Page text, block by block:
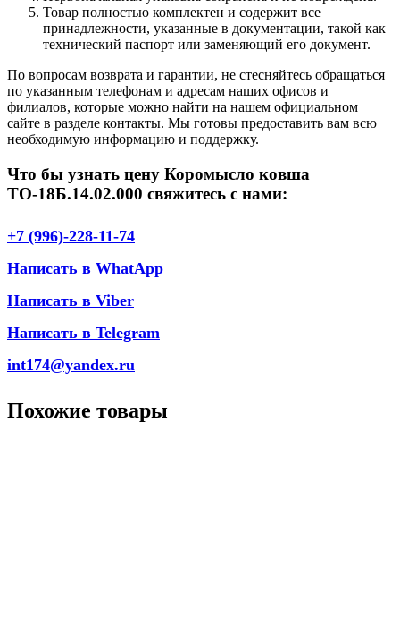
Товар полностью комплектен и содержит все
принадлежности, указанные в документации, такой как
технический паспорт или заменяющий его документ.
По вопросам возврата и гарантии, не стесняйтесь обращаться
по указанным телефонам и адресам наших офисов и
филиалов, которые можно найти на нашем официальном
сайте в разделе контакты. Мы готовы предоставить вам всю
необходимую информацию и поддержку.
Что бы узнать цену Коромысло ковша
ТО-18Б.14.02.000 свяжитесь с нами:
+7 (996)-228-11-74
Написать в WhatApp
Написать в Viber
Написать в Telegram
int174@yandex.ru
Похожие товары